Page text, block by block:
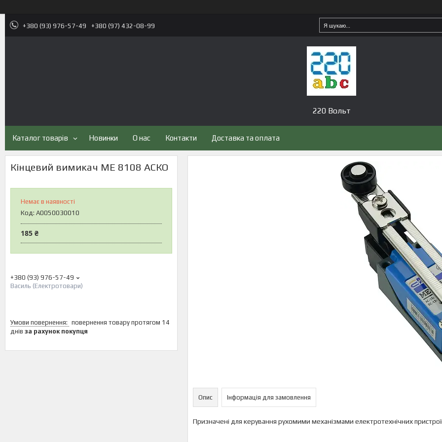
+380 (93) 976-57-49 +380 (97) 432-08-99
220 Вольт
Каталог товарів Новинки О нас Контакти Доставка та оплата
Кінцевий вимикач ME 8108 АСКО
Немає в наявності
Код: A0050030010
185 ₴
+380 (93) 976-57-49
Василь (Електротовари)
повернення товару протягом 14
днів за рахунок покупця
Опис Інформація для замовлення
Призначені для керування рухомими механізмами електротехнічних